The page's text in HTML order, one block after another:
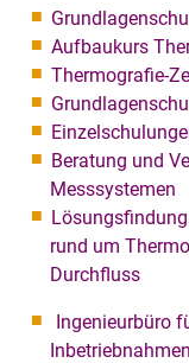
Aufbaukurs
Thermografie-
Beratung und
Messsystemen
rund um
Durchfluss
Ingenieurbüro